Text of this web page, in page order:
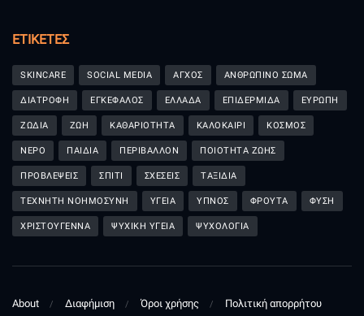
ΕΤΙΚΈΤΕΣ
SKINCARE SOCIAL MEDIA ΑΓΧΟΣ ΑΝΘΡΩΠΙΝΟ ΣΩΜΑ
ΔΙΑΤΡΟΦΗ ΕΓΚΕΦΑΛΟΣ ΕΛΛΑΔΑ ΕΠΙΔΕΡΜΙΔΑ ΕΥΡΩΠΗ
ΖΩΔΙΑ ΖΩΗ ΚΑΘΑΡΙΟΤΗΤΑ ΚΑΛΟΚΑΙΡΙ ΚΟΣΜΟΣ
ΝΕΡΟ ΠΑΙΔΙΑ ΠΕΡΙΒΑΛΛΟΝ ΠΟΙΟΤΗΤΑ ΖΩΗΣ
ΠΡΟΒΛΕΨΕΙΣ ΣΠΙΤΙ ΣΧΕΣΕΙΣ ΤΑΞΙΔΙΑ
ΤΕΧΝΗΤΗ ΝΟΗΜΟΣΥΝΗ ΥΓΕΙΑ ΥΠΝΟΣ ΦΡΟΥΤΑ ΦΥΣΗ
ΧΡΙΣΤΟΥΓΕΝΝΑ ΨΥΧΙΚΗ ΥΓΕΙΑ ΨΥΧΟΛΟΓΙΑ
About Διαφήμιση Όροι χρήσης Πολιτική απορρήτου